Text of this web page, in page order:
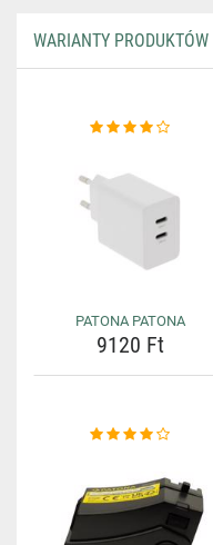
WARIANTY
PATONA PATONA
9120 Ft